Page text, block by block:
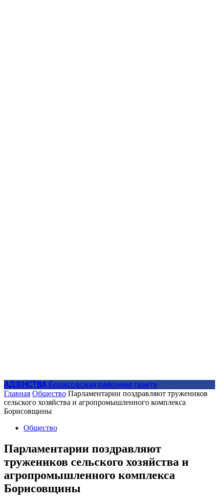
АДЗIНСТВА Борисовская районная газета
Главная Общество Парламентарии поздравляют тружеников
сельского хозяйства и агропромышленного комплекса
Борисовщины
Общество
Парламентарии поздравляют
тружеников сельского хозяйства и
агропромышленного комплекса
Борисовщины